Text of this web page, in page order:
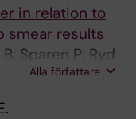
in relation to
smear results
Sparen P; Ryd
SAlla författare